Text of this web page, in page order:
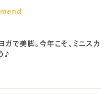
ガで美脚。今年こそ、ミニスカ
♪